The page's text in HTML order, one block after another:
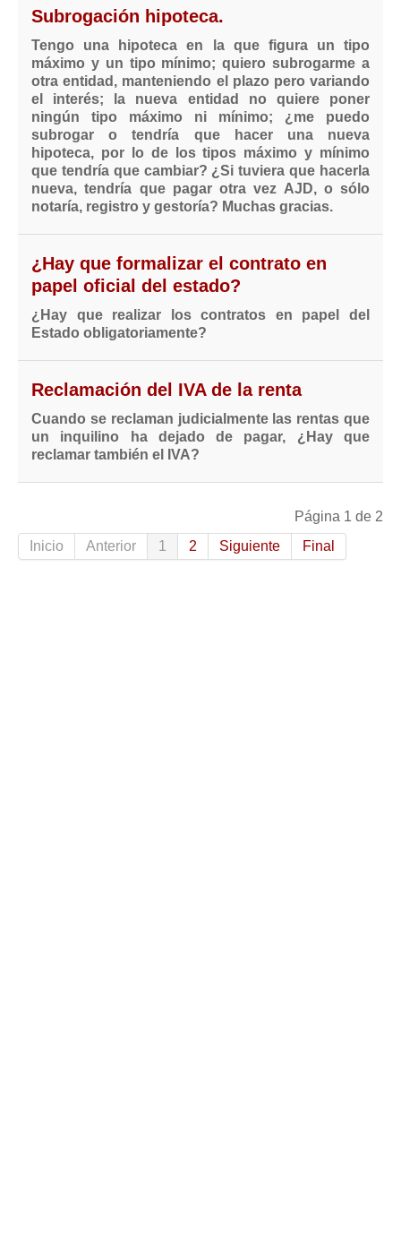
Subrogación hipoteca.
Tengo una hipoteca en la que figura un tipo
máximo y un tipo mínimo; quiero subrogarme a
otra entidad, manteniendo el plazo pero variando
el interés; la nueva entidad no quiere poner
ningún tipo máximo ni mínimo; ¿me puedo
subrogar o tendría que hacer una nueva
hipoteca, por lo de los tipos máximo y mínimo
que tendría que cambiar? ¿Si tuviera que hacerla
nueva, tendría que pagar otra vez AJD, o sólo
notaría, registro y gestoría? Muchas gracias.
¿Hay que formalizar el contrato en
papel oficial del estado?
¿Hay que realizar los contratos en papel del
Estado obligatoriamente?
Reclamación del IVA de la renta
Cuando se reclaman judicialmente las rentas que
un inquilino ha dejado de pagar, ¿Hay que
reclamar también el IVA?
Página 1 de 2
Inicio
Anterior 1 2 Siguiente Final